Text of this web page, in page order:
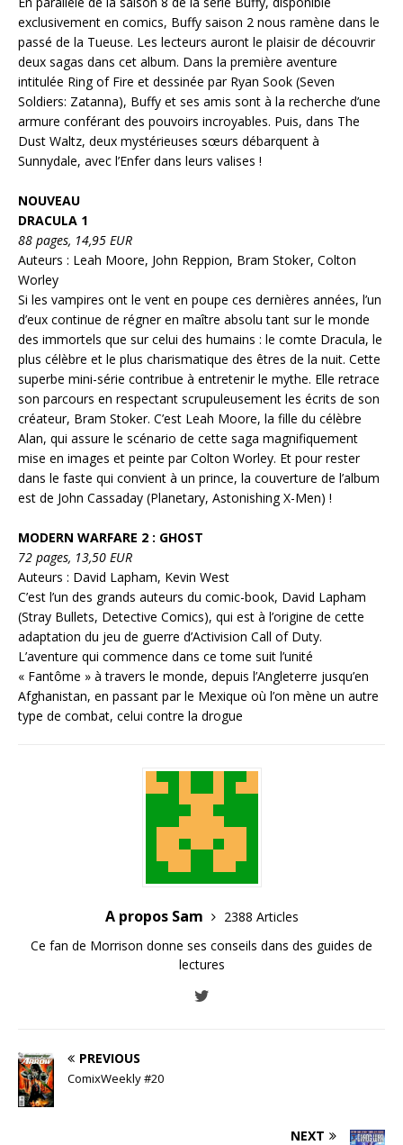
exclusivement en comics, Buffy saison 2 nous ramène dans le
passé de la Tueuse. Les lecteurs auront le plaisir de découvrir
deux sagas dans cet album. Dans la première aventure
intitulée Ring of Fire et dessinée par Ryan Sook (Seven
Soldiers: Zatanna), Buffy et ses amis sont à la recherche d’une
armure conférant des pouvoirs incroyables. Puis, dans The
Dust Waltz, deux mystérieuses sœurs débarquent à
Sunnydale, avec l’Enfer dans leurs valises !
NOUVEAU
DRACULA 1
88 pages, 14,95 EUR
Auteurs : Leah Moore, John Reppion, Bram Stoker, Colton
Worley
Si les vampires ont le vent en poupe ces dernières années, l’un
d’eux continue de régner en maître absolu tant sur le monde
des immortels que sur celui des humains : le comte Dracula, le
plus célèbre et le plus charismatique des êtres de la nuit. Cette
superbe mini-série contribue à entretenir le mythe. Elle retrace
son parcours en respectant scrupuleusement les écrits de son
créateur, Bram Stoker. C’est Leah Moore, la fille du célèbre
Alan, qui assure le scénario de cette saga magnifiquement
mise en images et peinte par Colton Worley. Et pour rester
dans le faste qui convient à un prince, la couverture de l’album
est de John Cassaday (Planetary, Astonishing X-Men) !
MODERN WARFARE 2 : GHOST
72 pages, 13,50 EUR
Auteurs : David Lapham, Kevin West
C’est l’un des grands auteurs du comic-book, David Lapham
(Stray Bullets, Detective Comics), qui est à l’origine de cette
adaptation du jeu de guerre d’Activision Call of Duty.
L’aventure qui commence dans ce tome suit l’unité
« Fantôme » à travers le monde, depuis l’Angleterre jusqu’en
Afghanistan, en passant par le Mexique où l’on mène un autre
type de combat, celui contre la drogue
A propos Sam
2388 Articles
Ce fan de Morrison donne ses conseils dans des guides de
lectures
PREVIOUS
ComixWeekly #20
NEXT